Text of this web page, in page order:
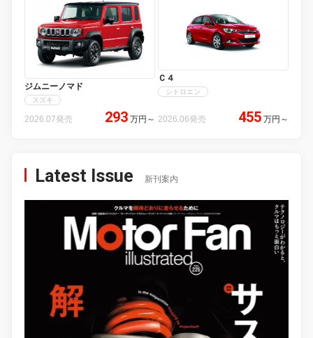
ジムニーノマド
スズキ
2026.07発売 293 万円 ～
Ｃ４
シトロエン
2026.06発売 455 万円 ～
Latest Issue 新刊案内